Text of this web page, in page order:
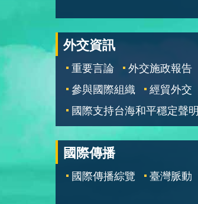
外交資訊
重要言論 外交施政報告
參與國際組織
經貿外交
國際支持台海和平穩定聲明
國際傳播
國際傳播綜覽 臺灣脈動